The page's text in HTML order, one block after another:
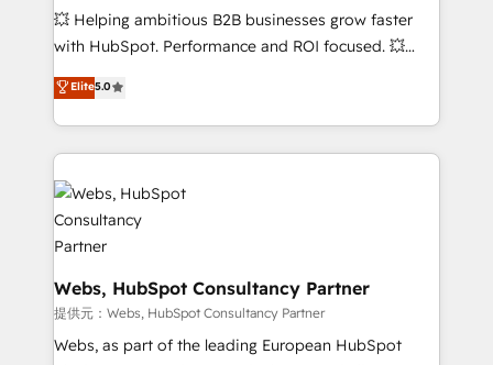
pipeline growth programs • Sales enablement tools
and CRM optimization • Retention strategies with
Execution • 750+ onboardings and 2,000+
implementations • Deep expertise across marketing,
💥 Helping ambitious B2B businesses grow faster
with HubSpot. Performance and ROI focused. 💥
BBD Boom is the HubSpot partner that can help you
to HubSpot Better. We work with your teams to
solve all your HubSpot challenges and improve user
adoption, sales process and marketing results.
Services 📚 Onboarding your team to HubSpot for
the first time 🔧 Designing and optimising your
HubSpot set-up for better results 🌐 Website design
and build using HubSpot 🔌 Integrating HubSpot
with other systems 🎓 Training your teams to be
HubSpot pros 📊 Lead generation services using
HubSpot Why us? - SIX HubSpot Accreditations -
Elite5.0
Webs, HubSpot Consultancy Partner
提供元：Webs, HubSpot Consultancy Partner
Webs, as part of the leading European HubSpot